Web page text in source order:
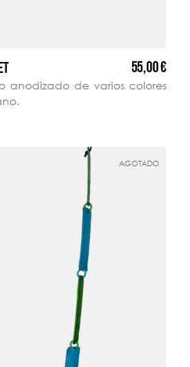
55,00 €
anodizado de varios colores
AGOTADO